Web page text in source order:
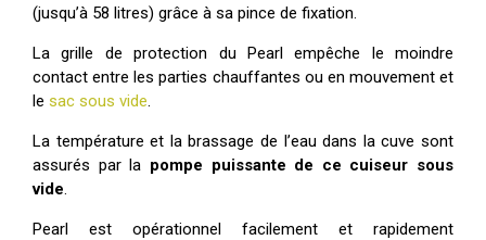
(jusqu’à 58 litres) grâce à sa pince de fixation.
La grille de protection du Pearl empêche le moindre
contact entre les parties chauffantes ou en mouvement et
le sac sous vide
La température et la brassage de l’eau dans la cuve sont
assurés par la pompe puissante de ce cuiseur sous
vide
Pearl est opérationnel facilement et rapidement